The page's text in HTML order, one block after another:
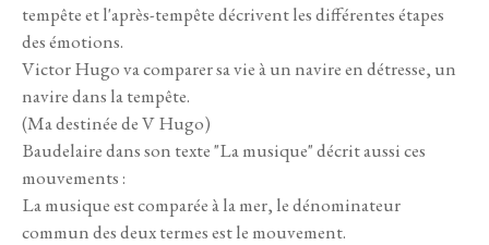
tempête et l'après-tempête décrivent les différentes étapes
des émotions.
Victor Hugo va comparer sa vie à un navire en détresse, un
navire dans la tempête.
(Ma destinée de V Hugo)
Baudelaire dans son texte "La musique" décrit aussi ces
mouvements :
La musique est comparée à la mer, le dénominateur
commun des deux termes est le mouvement.